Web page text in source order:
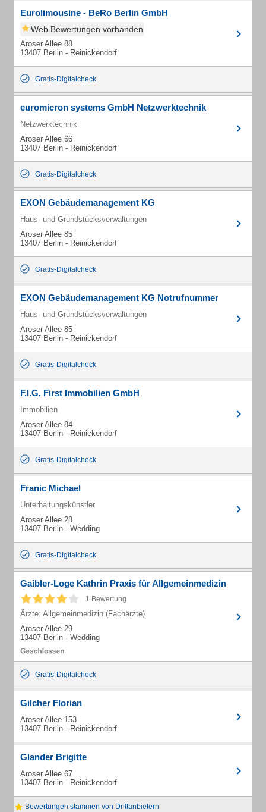
Eurolimousine - BeRo Berlin GmbH
Web Bewertungen vorhanden
Aroser Allee 88
13407 Berlin - Reinickendorf
Gratis-Digitalcheck
euromicron systems GmbH Netzwerktechnik
Netzwerktechnik
Aroser Allee 66
13407 Berlin - Reinickendorf
Gratis-Digitalcheck
EXON Gebäudemanagement KG
Haus- und Grundstücksverwaltungen
Aroser Allee 85
13407 Berlin - Reinickendorf
Gratis-Digitalcheck
EXON Gebäudemanagement KG Notrufnummer
Haus- und Grundstücksverwaltungen
Aroser Allee 85
13407 Berlin - Reinickendorf
Gratis-Digitalcheck
F.I.G. First Immobilien GmbH
Immobilien
Aroser Allee 84
13407 Berlin - Reinickendorf
Gratis-Digitalcheck
Franic Michael
Unterhaltungskünstler
Aroser Allee 28
13407 Berlin - Wedding
Gratis-Digitalcheck
Gaibler-Loge Kathrin Praxis für Allgemeinmedizin
1 Bewertung
Ärzte: Allgemeinmedizin (Fachärzte)
Aroser Allee 29
13407 Berlin - Wedding
Gratis-Digitalcheck
Gilcher Florian
Aroser Allee 153
13407 Berlin - Reinickendorf
Glander Brigitte
Aroser Allee 67
13407 Berlin - Reinickendorf
Bewertungen stammen von Drittanbietern